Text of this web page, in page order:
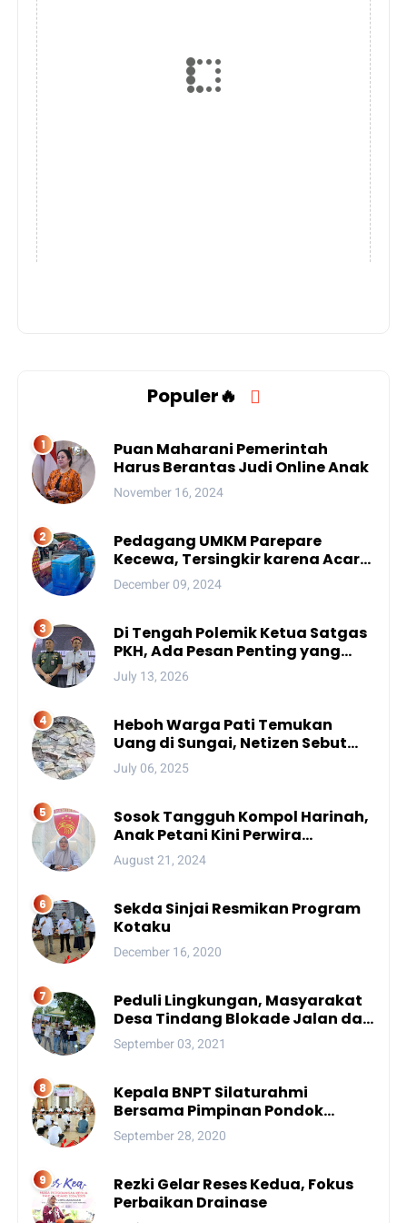
Populer🔥
Puan Maharani Pemerintah
Harus Berantas Judi Online Anak
November 16, 2024
Pedagang UMKM Parepare
Kecewa, Tersingkir karena Acara
Besar
December 09, 2024
Di Tengah Polemik Ketua Satgas
PKH, Ada Pesan Penting yang
Ditegaskan ke Publik
July 13, 2026
Heboh Warga Pati Temukan
Uang di Sungai, Netizen Sebut
Fenomena Aneh
July 06, 2025
Sosok Tangguh Kompol Harinah,
Anak Petani Kini Perwira
Menengah Polda Sulsel
August 21, 2024
Sekda Sinjai Resmikan Program
Kotaku
December 16, 2020
Peduli Lingkungan, Masyarakat
Desa Tindang Blokade Jalan dan
Lokasi Tambang
September 03, 2021
Kepala BNPT Silaturahmi
Bersama Pimpinan Pondok
Pesantren Se-Sulsel
September 28, 2020
Rezki Gelar Reses Kedua, Fokus
Perbaikan Drainase